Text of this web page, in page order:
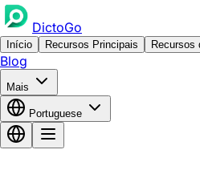
DictoGo
Início Recursos Principais Recursos
Blog
Mais
Portuguese